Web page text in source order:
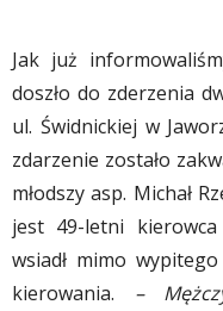
Jak już
doszło do zderzenia
ul. Świdnickiej w
zdarzenie zostało
młodszy asp. Michał
jest 49-letni
wsiadł mimo
kierowania. –